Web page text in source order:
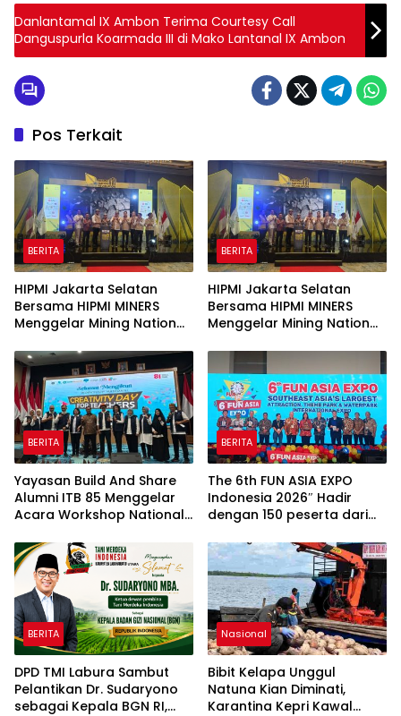
Danlantamal IX Ambon Terima Courtesy Call
Danguspurla Koarmada III di Mako Lantanal IX Ambon
Pos Terkait
BERITA
HIPMI Jakarta Selatan
Bersama HIPMI MINERS
Menggelar Mining Nation
Indah Golf Jakarta
BERITA
HIPMI Jakarta Selatan
Bersama HIPMI MINERS
Menggelar Mining Nation
Indah Golf Jakarta
BERITA
Yayasan Build And Share
Alumni ITB 85 Menggelar
Acara Workshop National
2026 & Dibuka Resmi
Pramono Anung (Gubernur
DKI Jakarta)
BERITA
The 6th FUN ASIA EXPO
Indonesia 2026″ Hadir
dengan 150 peserta dari
Industri Taman Rekreasi
dan Ekosistem Pariwisata
di Tanah Air
BERITA
DPD TMI Labura Sambut
Pelantikan Dr. Sudaryono
sebagai Kepala BGN RI,
Nasional
Bibit Kelapa Unggul
Natuna Kian Diminati,
Karantina Kepri Kawal